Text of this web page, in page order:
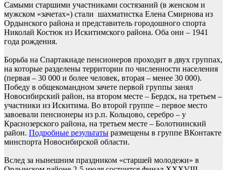
Самыми старшими участниками состязаний (в женском и
мужском «зачетах») стали шахматистка Елена Смирнова из
Ордынского района и представитель городошного спорта
Николай Костюк из Искитимского района. Оба они – 1941
года рождения.
Борьба на Спартакиаде пенсионеров проходит в двух группах,
на которые разделены территории по численности населения
(первая – 30 000 и более человек, вторая – менее 30 000).
Победу в общекомандном зачете первой группы занял
Новосибирский район, на втором месте – Бердск, на третьем –
участники из Искитима. Во второй группе – первое место
завоевали пенсионеры из р.п. Кольцово, серебро – у
Краснозерского района, на третьем месте – Болотнинский
район. Подробные результаты размещены в группе ВКонтакте
минспорта Новосибирской области.
Вслед за нынешним праздником «старшей молодежи» в